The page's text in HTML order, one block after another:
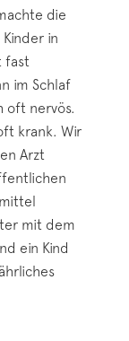
die
in
fast
im Schlaf
oft nervös.
krank. Wir
Arzt
mit dem
ein Kind